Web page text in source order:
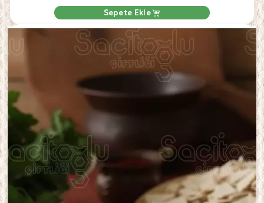
Sepete Ekle